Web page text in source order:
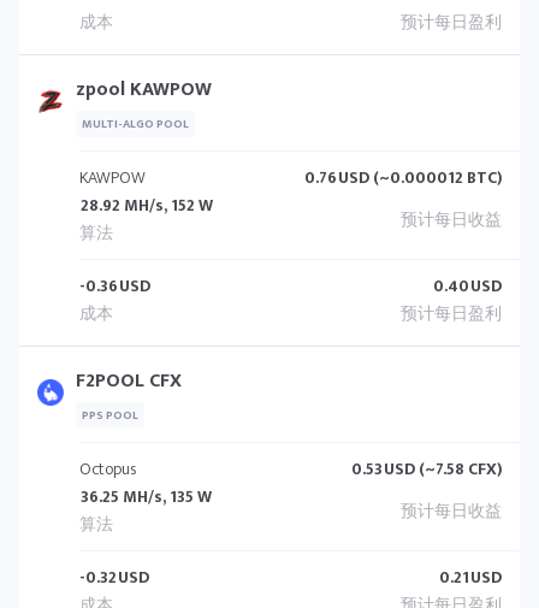
zpool KAWPOW
MULTI-ALGO POOL
KAWPOW
28.92 MH/s, 152 W
0.76USD (~0.000012 BTC)
-0.36USD 0.40USD
F2POOL CFX
PPS POOL
Octopus
36.25 MH/s, 135 W
0.53USD (~7.58 CFX)
-0.32USD 0.21USD